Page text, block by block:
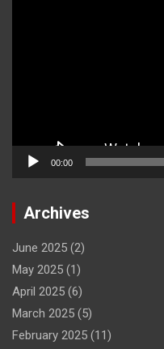
00:00
Archives
June 2025 (2)
May 2025 (1)
April 2025 (6)
March 2025 (5)
February 2025 (11)